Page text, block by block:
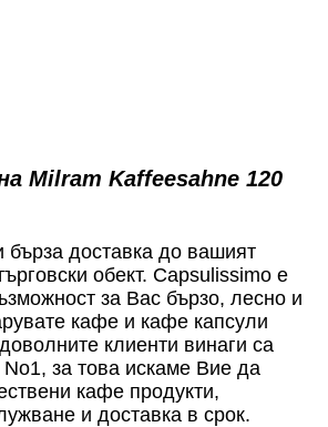
Milram Kaffeesahne 120
доставка до вашият
обект. Capsulissimo е
за Вас бързо, лесно и
кафе и кафе капсули
клиенти винаги са
за това искаме Вие да
кафе продукти,
и доставка в срок.